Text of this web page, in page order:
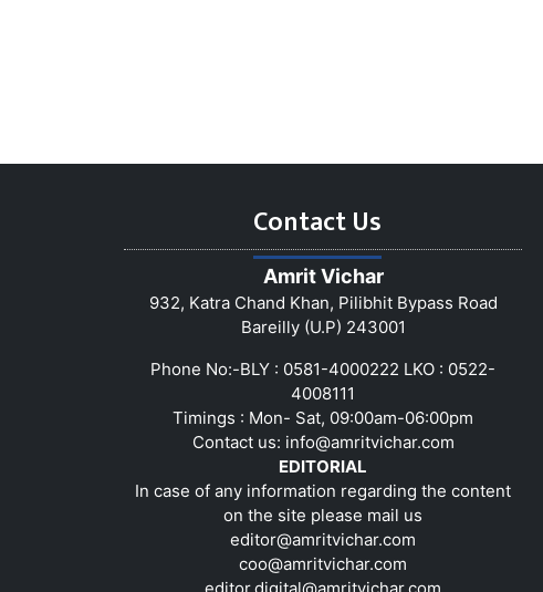
Contact Us
Amrit Vichar
932, Katra Chand Khan, Pilibhit Bypass Road
Bareilly (U.P) 243001
Phone No:-BLY : 0581-4000222 LKO : 0522-
4008111
Timings : Mon- Sat, 09:00am-06:00pm
Contact us: info@amritvichar.com
EDITORIAL
In case of any information regarding the content
on the site please mail us
editor@amritvichar.com
coo@amritvichar.com